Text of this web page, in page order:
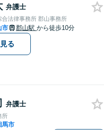
弁護士
法律事務所 郡山事務所
市 郡山駅 から徒歩10分
る
弁護士
所
馬市